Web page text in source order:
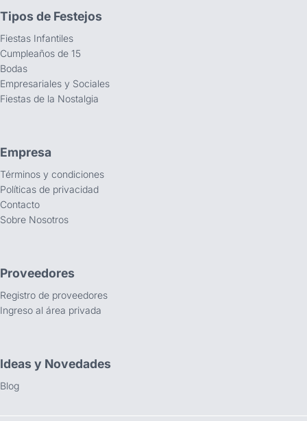
Tipos de Festejos
Fiestas Infantiles
Cumpleaños de 15
Bodas
Empresariales y Sociales
Fiestas de la Nostalgia
Empresa
Términos y condiciones
Políticas de privacidad
Contacto
Sobre Nosotros
Proveedores
Registro de proveedores
Ingreso al área privada
Ideas y Novedades
Blog